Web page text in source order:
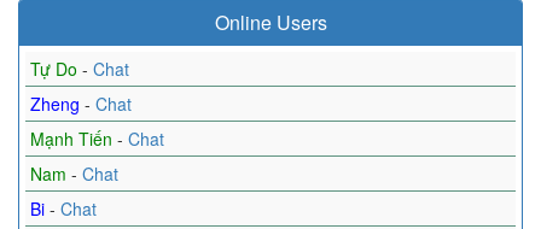
Online Users
Tự Do - Chat
Zheng - Chat
Mạnh Tiến - Chat
Nam - Chat
Bi - Chat